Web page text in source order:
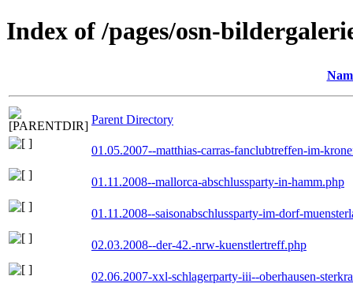
Index of /pages/osn-
Parent Directory
01.05.2007--matthias-carras-fanclubtreffen-im-
01.11.2008--mallorca-abschlussparty-in-hamm.php
01.11.2008--saisonabschlussparty-im-dorf-
02.03.2008--der-42.-nrw-kuenstlertreff.php
02.06.2007-xxl-schlagerparty-iii--oberhausen-